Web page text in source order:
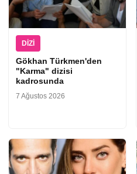
DIZI
Gökhan Türkmen'den
"Karma" dizisi
kadrosunda
7 Ağustos 2026